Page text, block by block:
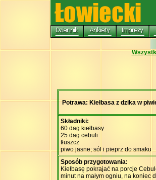
Potrawa: Kiełbasa z dzika w
Składniki:
60 dag kiełbasy
25 dag cebuli
tłuszcz
piwo jasne; sól i pieprz do smaku
Sposób przygotowania:
Kiełbasę pokrajać na porcje
minut na małym ogniu, na koniec